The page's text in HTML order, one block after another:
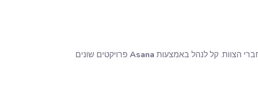
הצוות. קל לנהל באמצעות Asana פרויקטים שונים